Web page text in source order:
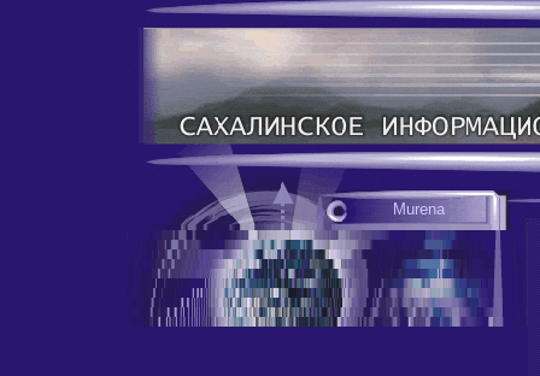
Murena